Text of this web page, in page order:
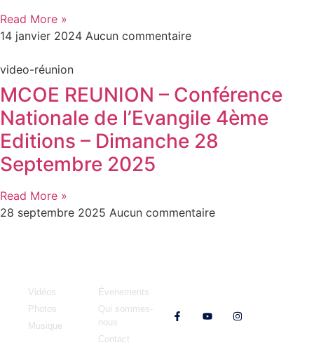
Read More »
14 janvier 2024 Aucun commentaire
video-réunion
MCOE REUNION – Conférence
Nationale de l’Evangile 4ème
Editions – Dimanche 28
Septembre 2025
Read More »
28 septembre 2025 Aucun commentaire
Vidéos
Photos
Musique
Évenements
Qui sommes-
nous
Contact